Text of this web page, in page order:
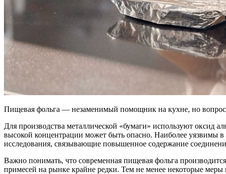
Пищевая фольга — незаменимый помощник на кухне, но вопрос
Для производства металлической «‎бумаги»‎ используют оксид
высокой концентрации может быть опасно. Наиболее уязвимы
исследования, связывающие повышенное содержание
Важно понимать, что современная пищевая фольга
примесей на рынке крайне редки. Тем не менее некоторые